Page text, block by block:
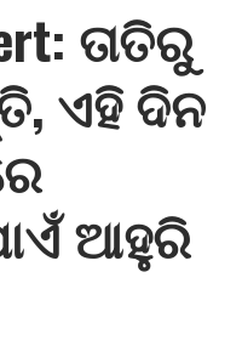
ତାତିରୁ
ଏହି ଦିନ
ଆହୁରି